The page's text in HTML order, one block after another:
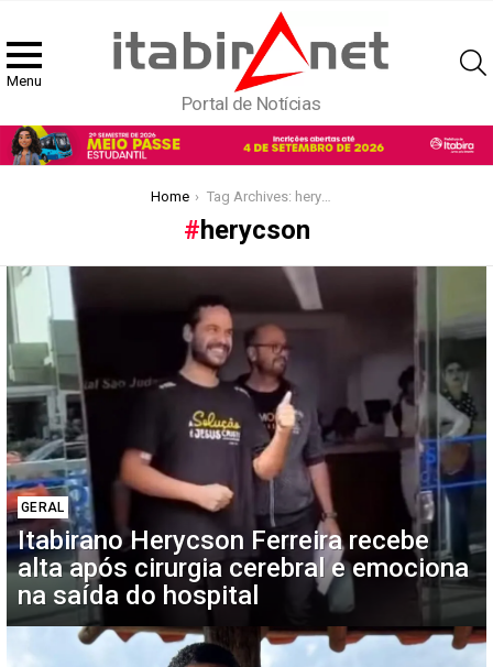
Menu
Portal de Notícias
Home Tag Archives: herycson
herycson
Latest
stories
GERAL
Itabirano Herycson Ferreira recebe
alta após cirurgia cerebral e emociona
na saída do hospital